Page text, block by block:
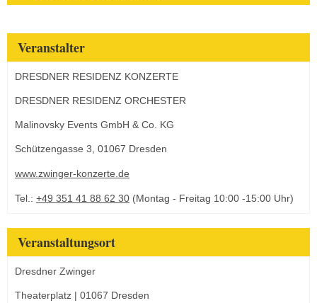
Veranstalter
DRESDNER RESIDENZ KONZERTE
DRESDNER RESIDENZ ORCHESTER
Malinovsky Events GmbH & Co. KG
Schützengasse 3, 01067 Dresden
www.zwinger-konzerte.de
Tel.: +49 351 41 88 62 30 (Montag - Freitag 10:00 -15:00 Uhr)
Veranstaltungsort
Dresdner Zwinger
Theaterplatz | 01067 Dresden